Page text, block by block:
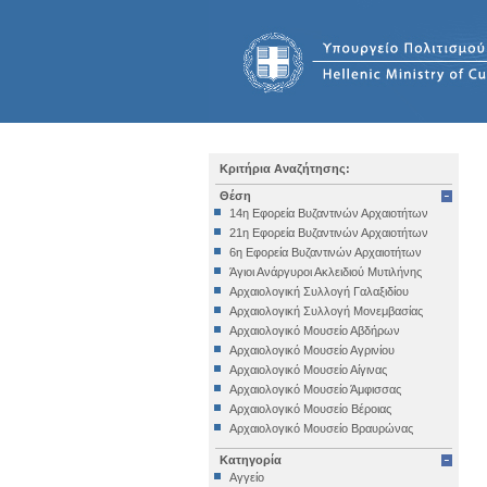
Κριτήρια Αναζήτησης:
Θέση
14η Εφορεία Βυζαντινών Αρχαιοτήτων
21η Εφορεία Βυζαντινών Αρχαιοτήτων
6η Εφορεία Βυζαντινών Αρχαιοτήτων
Άγιοι Ανάργυροι Ακλειδιού Μυτιλήνης
Αρχαιολογική Συλλογή Γαλαξιδίου
Αρχαιολογική Συλλογή Μονεμβασίας
Αρχαιολογικό Μουσείο Αβδήρων
Αρχαιολογικό Μουσείο Αγρινίου
Αρχαιολογικό Μουσείο Αίγινας
Αρχαιολογικό Μουσείο Άμφισσας
Αρχαιολογικό Μουσείο Βέροιας
Αρχαιολογικό Μουσείο Βραυρώνας
Αρχαιολογικό Μουσείο Δελφών
Αρχαιολογικό Μουσείο Ηγουμενίτσας
Κατηγορία
Αγγείο